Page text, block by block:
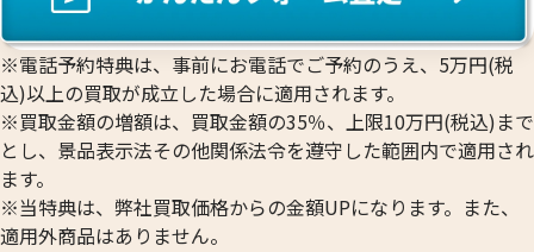
※電話予約特典は、事前にお電話でご予約のうえ、5万円(税
込)以上の買取が成立した場合に適用されます。
※買取金額の増額は、買取金額の35％、上限10万円(税込)まで
とし、景品表示法その他関係法令を遵守した範囲内で適用され
ます。
※当特典は、弊社買取価格からの金額UPになります。また、
適用外商品はありません。